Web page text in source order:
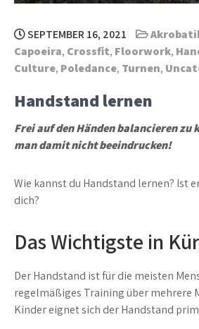
SEPTEMBER 16, 2021
Capoeira, Crossfit, Floorwork,
Culture, Poledance, Turnen,
Handstand lernen
Frei auf den Händen balancieren zu
man damit nicht beeindrucken!
Wie kannst du Handstand lernen? Ist
dich?
Das Wichtigste in
Der Handstand ist für die meisten
regelmäßiges Training über mehrere
Kinder eignet sich der Handstand